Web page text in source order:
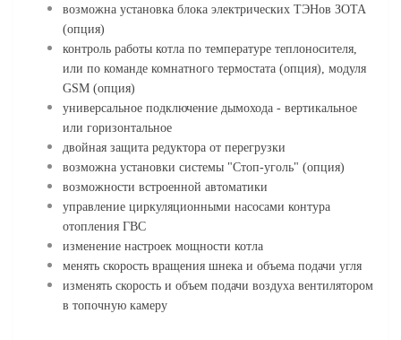
возможна установка блока электрических ТЭНов ЗОТА
(опция)
контроль работы котла по температуре теплоносителя,
или по команде комнатного термостата (опция), модуля
GSM (опция)
универсальное подключение дымохода - вертикальное
или горизонтальное
двойная защита редуктора от перегрузки
возможна установки системы "Стоп-уголь" (опция)
возможности встроенной автоматики
управление циркуляционными насосами контура
отопления ГВС
изменение настроек мощности котла
менять скорость вращения шнека и объема подачи угля
изменять скорость и объем подачи воздуха вентилятором
в топочную камеру